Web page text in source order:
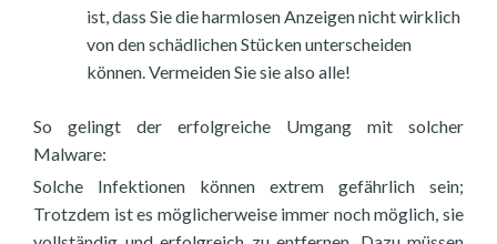
ist, dass Sie die harmlosen Anzeigen nicht wirklich
von den schädlichen Stücken unterscheiden
können. Vermeiden Sie sie also alle!
So gelingt der erfolgreiche Umgang mit solcher
Malware:
Solche Infektionen können extrem gefährlich sein;
Trotzdem ist es möglicherweise immer noch möglich, sie